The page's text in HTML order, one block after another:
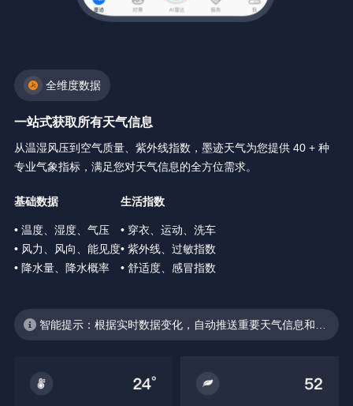
全维度数据
一站式获取所有天气信息
从温湿风压到空气质量、紫外线指数，墨迹天气为您提供 40 + 种
专业气象指标，满足您对天气信息的全方位需求。
基础数据
• 温度、湿度、气压
• 风力、风向、能见度
• 降水量、降水概率
生活指数
• 穿衣、运动、洗车
• 紫外线、过敏指数
• 舒适度、感冒指数
智能提示：根据实时数据变化，自动推送重要天气信息和生